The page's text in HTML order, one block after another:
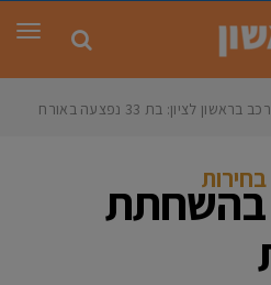
פגיעת רכב בראשון לציון: בת 33 נפצעה באורח
השחתת